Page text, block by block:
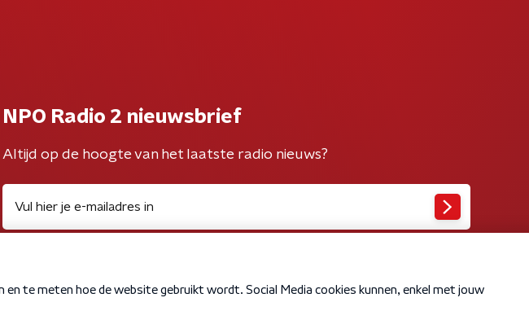
NPO Radio 2 nieuwsbrief
Altijd op de hoogte van het laatste radio nieuws?